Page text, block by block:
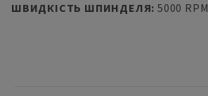
ШВИДКІСТЬ ШПИНДЕЛЯ: 5000 RPM